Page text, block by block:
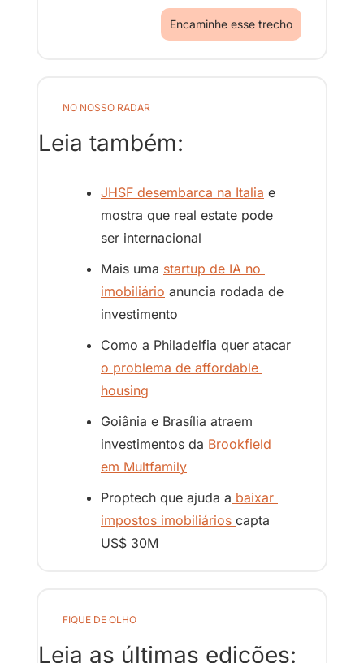
Encaminhe esse trecho
NO NOSSO RADAR
Leia também:
JHSF desembarca na Italia e
mostra que real estate pode
ser internacional
Mais uma startup de IA no
imobiliário anuncia rodada de
investimento
o problema de affordable
housing
Goiânia e Brasília atraem
investimentos da Brookfield
em Multfamily
Proptech que ajuda a baixar
impostos imobiliários capta
US$ 30M
FIQUE DE OLHO
Leia as últimas edições: